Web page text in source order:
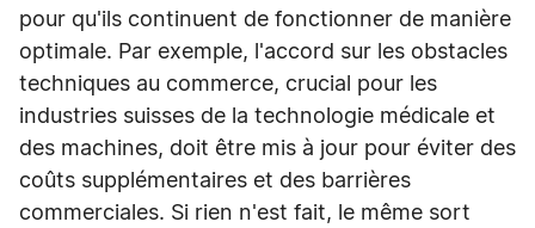
pour qu'ils continuent de fonctionner de manière
optimale. Par exemple, l'accord sur les obstacles
techniques au commerce, crucial pour les
industries suisses de la technologie médicale et
des machines, doit être mis à jour pour éviter des
coûts supplémentaires et des barrières
commerciales. Si rien n'est fait, le même sort